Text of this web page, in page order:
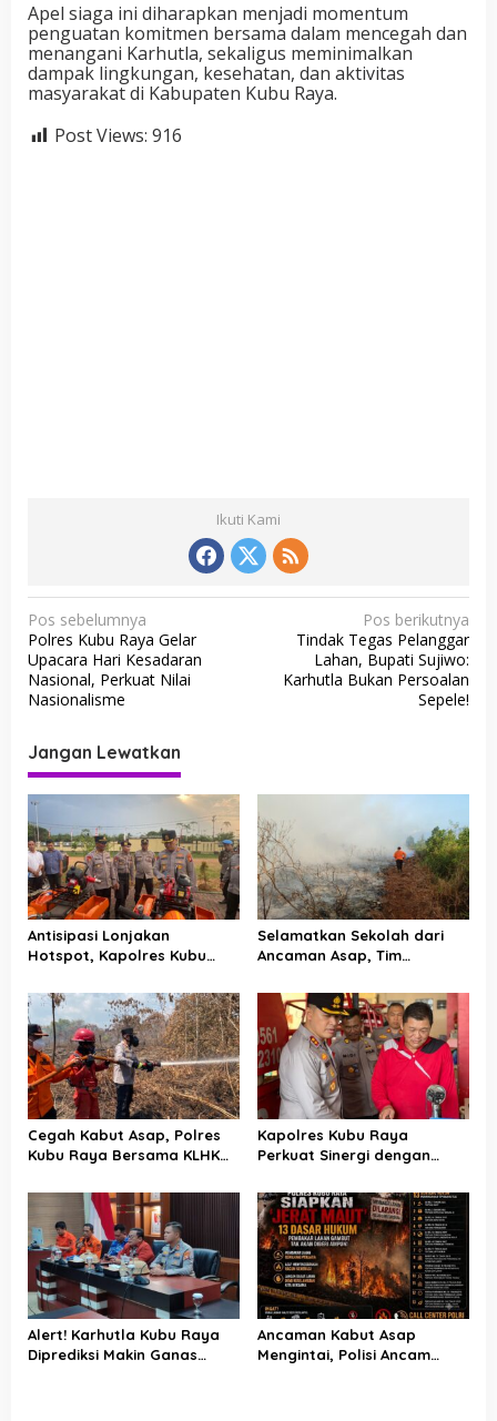
Apel siaga ini diharapkan menjadi momentum
penguatan komitmen bersama dalam mencegah dan
menangani Karhutla, sekaligus meminimalkan
dampak lingkungan, kesehatan, dan aktivitas
masyarakat di Kabupaten Kubu Raya.
Post Views: 916
Ikuti Kami
N
a
v
i
g
a
s
i
p
o
s
Pos sebelumnya
Polres Kubu Raya Gelar
Upacara Hari Kesadaran
Nasional, Perkuat Nilai
Nasionalisme
Pos berikutnya
Tindak Tegas Pelanggar
Lahan, Bupati Sujiwo:
Karhutla Bukan Persoalan
Sepele!
Jangan Lewatkan
Antisipasi Lonjakan
Hotspot, Kapolres Kubu
Pemadam Karhutla
Selamatkan Sekolah dari
Ancaman Asap, Tim
Karhutla di Limbung Kubu
Raya
Cegah Kabut Asap, Polres
Kubu Raya Bersama KLHK
Titik Rawan Karhutla
Kapolres Kubu Raya
Perkuat Sinergi dengan
Ancaman Karhutla
Alert! Karhutla Kubu Raya
Diprediksi Makin Ganas
Ancaman Kabut Asap
Mengintai, Polisi Ancam